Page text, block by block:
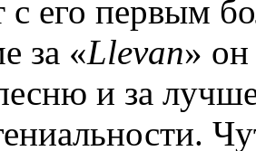
с его первым
за «Llevan» он
и за